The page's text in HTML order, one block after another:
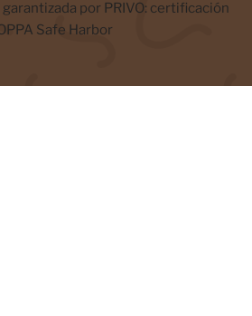
visitar la Configuración de